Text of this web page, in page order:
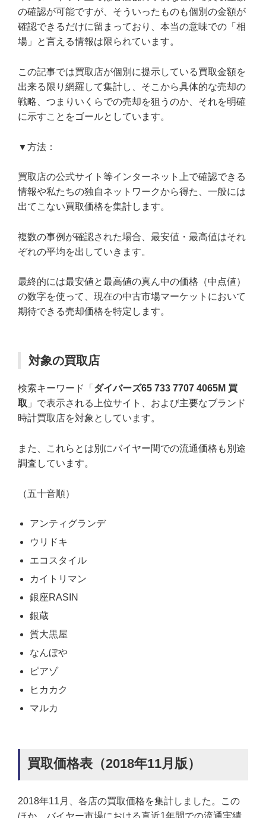
の確認が可能ですが、そういったものも個別の金額が
確認できるだけに留まっており、本当の意味での「相
場」と言える情報は限られています。
この記事では買取店が個別に提示している買取金額を
出来る限り網羅して集計し、そこから具体的な売却の
戦略、つまりいくらでの売却を狙うのか、それを明確
に示すことをゴールとしています。
▼方法：
買取店の公式サイト等インターネット上で確認できる
情報や私たちの独自ネットワークから得た、一般には
出てこない買取価格を集計します。
複数の事例が確認された場合、最安値・最高値はそれ
ぞれの平均を出していきます。
最終的には最安値と最高値の真ん中の価格（中点値）
の数字を使って、現在の中古市場マーケットにおいて
期待できる売却価格を特定します。
対象の買取店
検索キーワード「 ダイバーズ65 733 7707 4065M 買
取 」で表示される上位サイト、および主要なブランド
時計買取店を対象としています。
また、これらとは別にバイヤー間での流通価格も別途
調査しています。
（五十音順）
アンティグランデ
ウリドキ
エコスタイル
カイトリマン
銀座RASIN
銀蔵
質大黒屋
なんぼや
ピアゾ
ヒカカク
マルカ
買取価格表（2018年11月版）
2018年11月、各店の買取価格を集計しました。この